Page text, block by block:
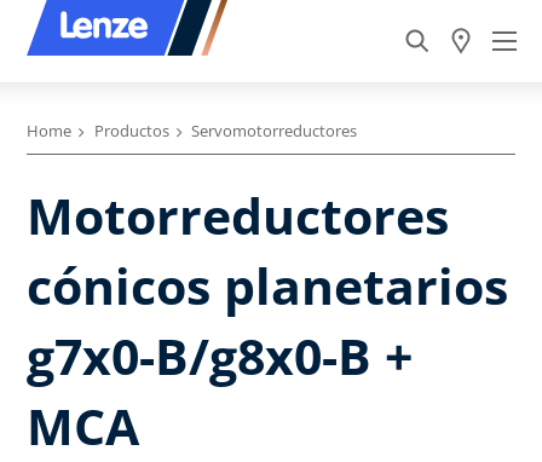
Home Productos Servomotorreductores
Motorreductores
cónicos planetarios
g7x0-B/g8x0-B +
MCA